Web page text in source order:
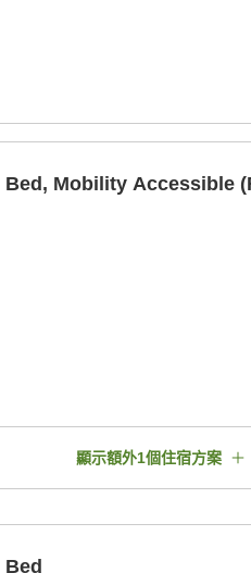
Mobility Accessible
顯示額外1個住宿方案
Bed